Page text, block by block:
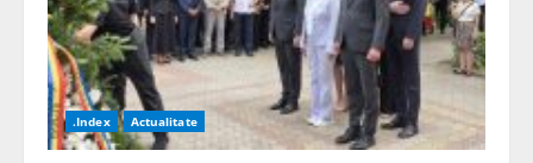
.Index Actualitate